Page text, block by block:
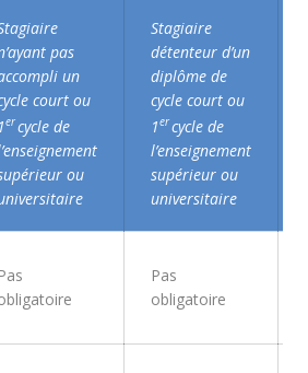
pas
un
court ou
1ercycle de
ou
Stagiaire
détenteur d’un
diplôme de
cycle court ou
1ercycle de
l’enseignement
supérieur ou
universitaire
Pas
Pas
obligatoire